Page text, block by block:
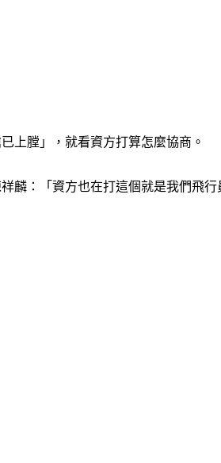
上膛」，就看資方打算怎麼協商。
麟：「資方也在打這個就是我們飛